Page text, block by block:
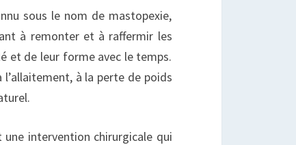
sous le nom de mastopexie,
à remonter et à raffermir les
et de leur forme avec le temps.
à la perte de poids
intervention chirurgicale qui